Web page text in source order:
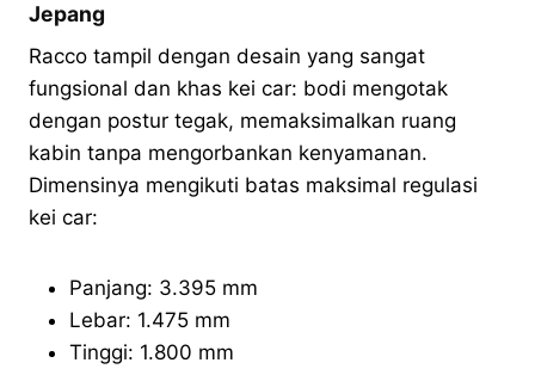
Jepang
Racco tampil dengan desain yang sangat
fungsional dan khas kei car: bodi mengotak
dengan postur tegak, memaksimalkan ruang
kabin tanpa mengorbankan kenyamanan.
Dimensinya mengikuti batas maksimal regulasi
kei car:
Panjang: 3.395 mm
Lebar: 1.475 mm
Tinggi: 1.800 mm